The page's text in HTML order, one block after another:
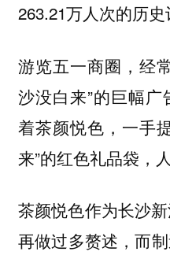
263.21万人次的历史
游览五一商圈，经
沙没白来”的巨幅
着茶颜悦色，一手
来”的红色礼品袋，
茶颜悦色作为长沙
再做过多赘述，而